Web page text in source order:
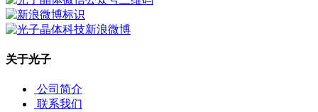
关于光子
公司简介
联系我们